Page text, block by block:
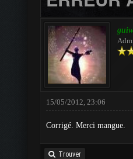
15/05/2012, 23:06
Corrigé. Merci mangue.
Trouver